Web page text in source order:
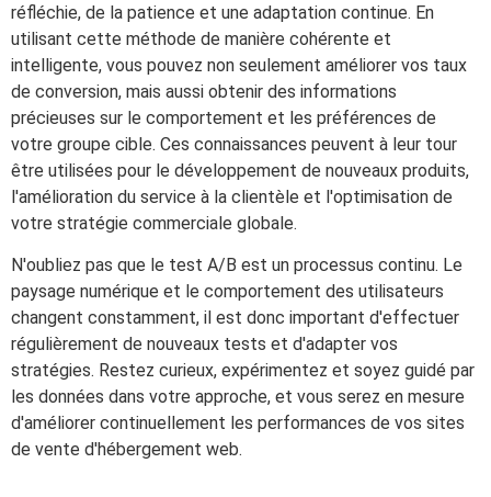
réfléchie, de la patience et une adaptation continue. En
utilisant cette méthode de manière cohérente et
intelligente, vous pouvez non seulement améliorer vos taux
de conversion, mais aussi obtenir des informations
précieuses sur le comportement et les préférences de
votre groupe cible. Ces connaissances peuvent à leur tour
être utilisées pour le développement de nouveaux produits,
l'amélioration du service à la clientèle et l'optimisation de
votre stratégie commerciale globale.
N'oubliez pas que le test A/B est un processus continu. Le
paysage numérique et le comportement des utilisateurs
changent constamment, il est donc important d'effectuer
régulièrement de nouveaux tests et d'adapter vos
stratégies. Restez curieux, expérimentez et soyez guidé par
les données dans votre approche, et vous serez en mesure
d'améliorer continuellement les performances de vos sites
de vente d'hébergement web.